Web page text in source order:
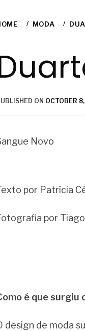
MODA
ON OCTOBER
Novo
por Patrícia
por
é que surgiu
design de moda